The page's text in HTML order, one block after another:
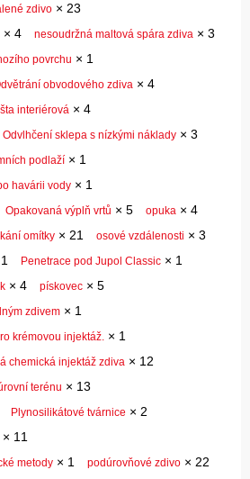
zdivo × 23
× 4 nesoudržná maltová spára zdiva × 3
povrchu × 1
obvodového zdiva × 4
interiérová × 4
Odvlhčení sklepa s nízkými náklady × 3
podlaží × 1
havárii vody × 1
Opakovaná výplň vrtů × 5 opuka × 4
omítky × 21 osové vzdálenosti × 3
1 Penetrace pod Jupol Classic × 1
× 4 pískovec × 5
zdivem × 1
krémovou injektáž. × 1
chemická injektáž zdiva × 12
terénu × 13
Plynosilikátové tvárnice × 2
× 11
metody × 1 podúrovňové zdivo × 22